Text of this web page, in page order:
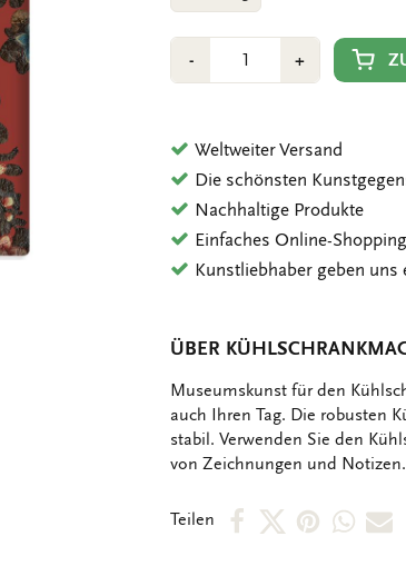
-Min
1
+Plus
1
Weltweiter Versand
Die schönsten
Nachhaltige Produkte
Einfaches Online-Shopping
Kunstliebhaber geben uns
ÜBER
OMSCHRIJVING
Museumskunst für den
auch Ihren Tag. Die robusten
stabil. Verwenden Sie den
von Zeichnungen und Notizen.
Teilen
Per Per Per Per